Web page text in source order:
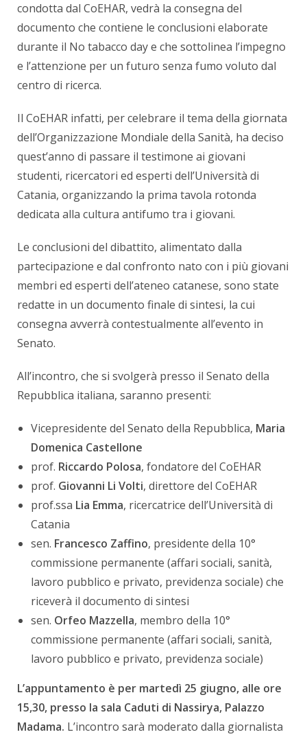
condotta dal CoEHAR, vedrà la consegna del
documento che contiene le conclusioni elaborate
durante il No tabacco day e che sottolinea l’impegno
e l’attenzione per un futuro senza fumo voluto dal
centro di ricerca.
Il CoEHAR infatti, per celebrare il tema della giornata
dell’Organizzazione Mondiale della Sanità, ha deciso
quest’anno di passare il testimone ai giovani
studenti, ricercatori ed esperti dell’Università di
Catania, organizzando la prima tavola rotonda
dedicata alla cultura antifumo tra i giovani.
Le conclusioni del dibattito, alimentato dalla
partecipazione e dal confronto nato con i più giovani
membri ed esperti dell’ateneo catanese, sono state
redatte in un documento finale di sintesi, la cui
consegna avverrà contestualmente all’evento in
Senato.
All’incontro, che si svolgerà presso il Senato della
Repubblica italiana, saranno presenti:
Vicepresidente del Senato della Repubblica, Maria
Domenica Castellone
prof. Riccardo Polosa, fondatore del CoEHAR
prof. Giovanni Li Volti, direttore del CoEHAR
prof.ssa Lia Emma, ricercatrice dell’Università di
Catania
sen. Francesco Zaffino, presidente della 10°
commissione permanente (affari sociali, sanità,
lavoro pubblico e privato, previdenza sociale) che
riceverà il documento di sintesi
sen. Orfeo Mazzella, membro della 10°
commissione permanente (affari sociali, sanità,
lavoro pubblico e privato, previdenza sociale)
L’appuntamento è per martedì 25 giugno, alle ore
15,30, presso la sala Caduti di Nassirya, Palazzo
Madama. L’incontro sarà moderato dalla giornalista